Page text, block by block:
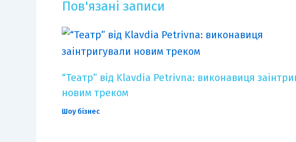
Пов'язані записи
“Театр” від Klavdia Petrivna: виконавиця
новим треком
Шоу бізнес